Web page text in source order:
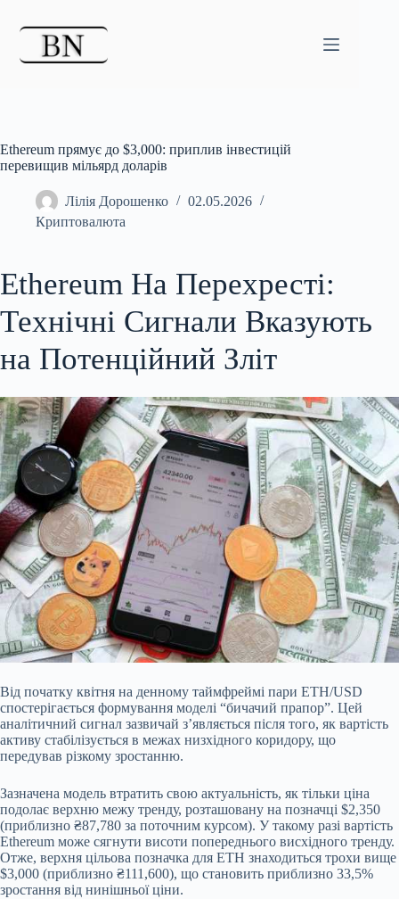
Ethereum прямує до $3,000: приплив інвестицій
перевищив мільярд доларів
Лілія Дорошенко
02.05.2026
Криптовалюта
Ethereum На Перехресті:
Технічні Сигнали Вказують
на Потенційний Зліт
Від початку квітня на денному таймфреймі пари ETH/USD
спостерігається формування моделі “бичачий прапор”. Цей
аналітичний сигнал зазвичай з’являється після того, як вартість
активу стабілізується в межах низхідного коридору, що
передував різкому зростанню.
Зазначена модель втратить свою актуальність, як тільки ціна
подолає верхню межу тренду, розташовану на позначці $2,350
(приблизно ₴87,780 за поточним курсом). У такому разі вартість
Ethereum може сягнути висоти попереднього висхідного тренду.
Отже, верхня цільова позначка для ETH знаходиться трохи вище
$3,000 (приблизно ₴111,600), що становить приблизно 33,5%
зростання від нинішньої ціни.